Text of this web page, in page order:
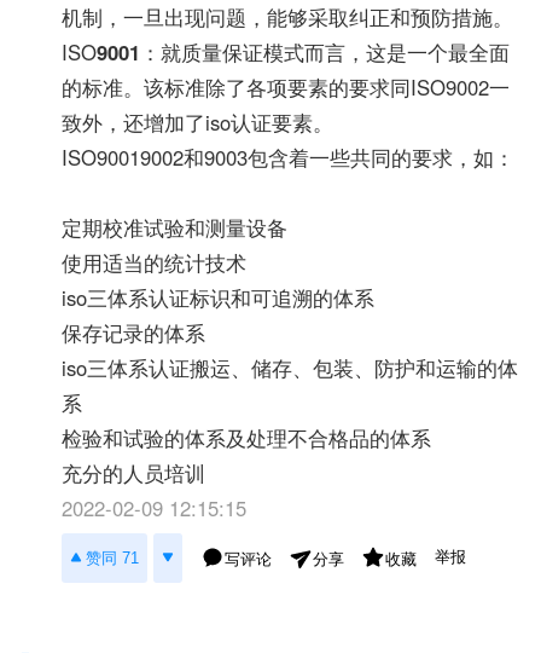
机制，一旦出现问题，能够采取纠正和预防措施。
ISO9001 ：就质量保证模式而言，这是一个最全面
的标准。该标准除了各项要素的要求同ISO9002一
致外，还增加了iso认证要素。
ISO90019002和9003包含着一些共同的要求，如：
定期校准试验和测量设备
使用适当的统计技术
iso三体系认证标识和可追溯的体系
保存记录的体系
iso三体系认证搬运、储存、包装、防护和运输的体
系
检验和试验的体系及处理不合格品的体系
充分的人员培训
2022-02-09 12:15:15
赞同 71 写评论 分享 收藏 举报